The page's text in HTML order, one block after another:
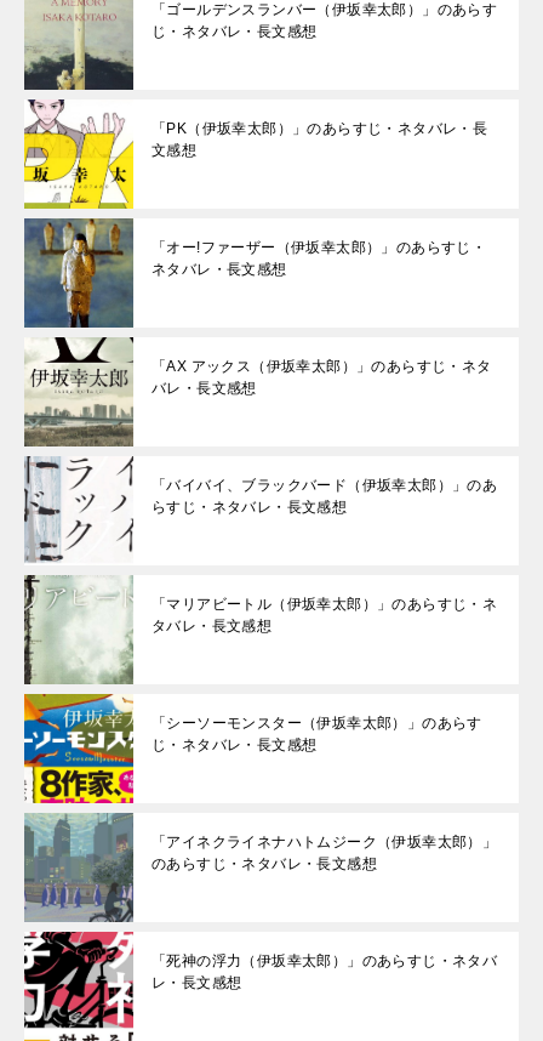
「ゴールデンスランバー（伊坂幸太郎）」のあらす
じ・ネタバレ・長文感想
「PK（伊坂幸太郎）」のあらすじ・ネタバレ・長
文感想
「オー!ファーザー（伊坂幸太郎）」のあらすじ・
ネタバレ・長文感想
「AX アックス（伊坂幸太郎）」のあらすじ・ネタ
バレ・長文感想
「バイバイ、ブラックバード（伊坂幸太郎）」のあ
らすじ・ネタバレ・長文感想
「マリアビートル（伊坂幸太郎）」のあらすじ・ネ
タバレ・長文感想
「シーソーモンスター（伊坂幸太郎）」のあらす
じ・ネタバレ・長文感想
「アイネクライネナハトムジーク（伊坂幸太郎）」
のあらすじ・ネタバレ・長文感想
「死神の浮力（伊坂幸太郎）」のあらすじ・ネタバ
レ・長文感想